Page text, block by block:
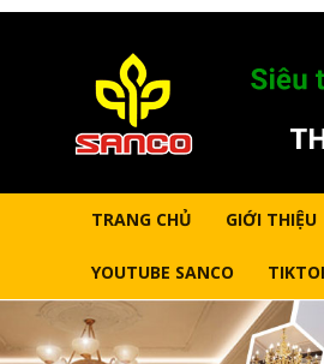
TRANG CHỦ GIỚI THIỆU
YOUTUBE SANCO